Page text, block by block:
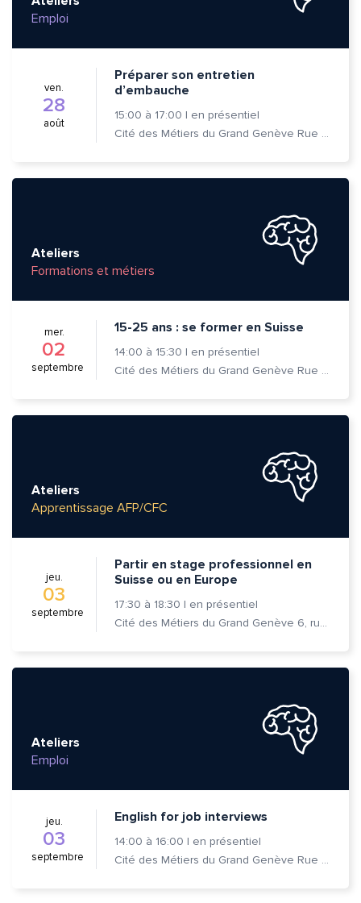
Emploi
ven.
28
août
Préparer son entretien
d’embauche
15:00 à 17:00 | en présentiel
Cité des Métiers du Grand Genève Rue Prévost-Martin 6 1205 Genève
Ateliers
Formations et métiers
mer.
02
septembre
15-25 ans : se former en Suisse
14:00 à 15:30 | en présentiel
Cité des Métiers du Grand Genève Rue Prévost-Martin 6 1205 Genève
Ateliers
Apprentissage AFP/CFC
jeu.
03
septembre
Partir en stage professionnel en
Suisse ou en Europe
17:30 à 18:30 | en présentiel
Cité des Métiers du Grand Genève 6, rue Prévost-Martin 1205 Genève
Ateliers
Emploi
jeu.
03
septembre
English for job interviews
14:00 à 16:00 | en présentiel
Cité des Métiers du Grand Genève Rue Prévost-Martin 6 1205 Genève